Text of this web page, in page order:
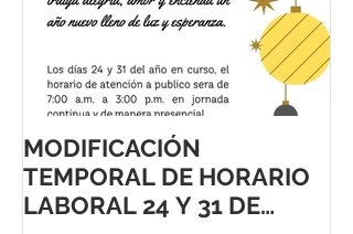
MODIFICACIÓN
TEMPORAL DE HORARIO
LABORAL 24 Y 31 DE